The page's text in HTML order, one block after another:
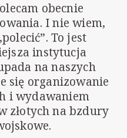
obecnie
I nie wiem,
To jest
instytucja
na naszych
się organizowanie
i wydawaniem
złotych na bzdury